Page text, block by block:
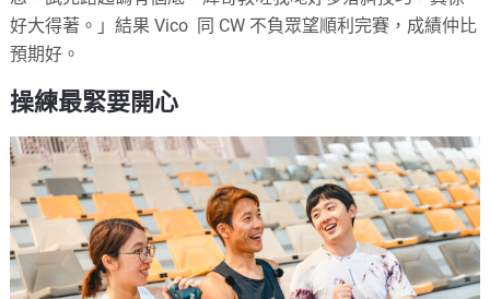
好大得著。」結果 Vico 同 CW 不負眾望順利完賽，成績仲比
預期好。
操練最緊要開心